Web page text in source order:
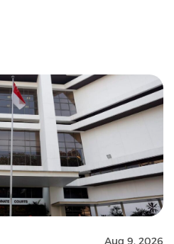
Aug 9, 2026